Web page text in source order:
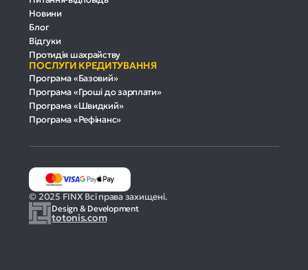
Новини
Блог
Відгуки
Протидія шахрайству
ПОСЛУГИ КРЕДИТУВАННЯ
Програма «Базовий»
Програма «Гроші до зарплати»
Програма «Швидкий»
Програма «Рефінанс»
Design & Development
totonis.com
© 2025 FINX Всі права захищені.